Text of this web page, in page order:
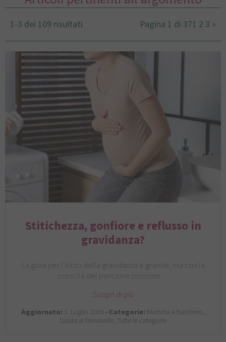
1-3 dei 109 risultati Pagina 1 di 371 2 3 »
Stitichezza, gonfiore e reflusso in
gravidanza?
La gioia per l’inizio della gravidanza è grande, ma con la
crescita del pancione possono…
Scopri di più
Aggiornato: 1. Luglio 2026 •Categorie: Mamma e bambino,
Salute al femminile, Tutte le categorie